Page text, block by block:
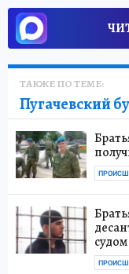
ТАКЖЕ ПО ТЕМЕ:
Пугачевский
судом